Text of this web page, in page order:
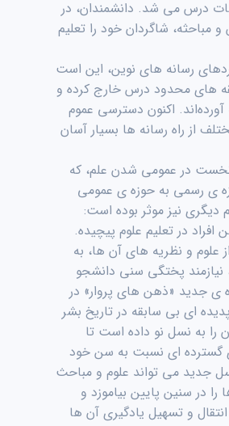
درس می شد. دانشمندان، در
شاگردان خود را تعلیم
رسانه های نوین، این است
های محدود درس خارج کرده و
اکنون دسترسی عموم
از راه رسانه ها بسیار آسان
در عمومی شدن علم، که
ی رسمی به حوزه ی عمومی
نیز موثر بوده است:
در تعلیم علوم پیچیده.
و نظریه های آن ها، به
پختگی سنی دانشجو
جدید «ذهن های پروار» در
ای بی سابقه در تاریخ بشر
به نسل نو داده است تا
گسترده ای نسبت به سن خود
جدید می تواند علوم و مباحث
در سنین پایین بیاموزد و
و تسهیل یادگیری آن ها